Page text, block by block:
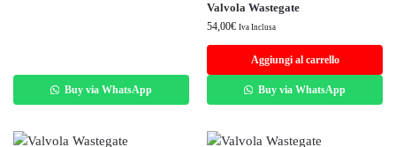
Buy via WhatsApp
Valvola Wastegate
54,00€ Iva Inclusa
Aggiungi al carrello
Buy via WhatsApp